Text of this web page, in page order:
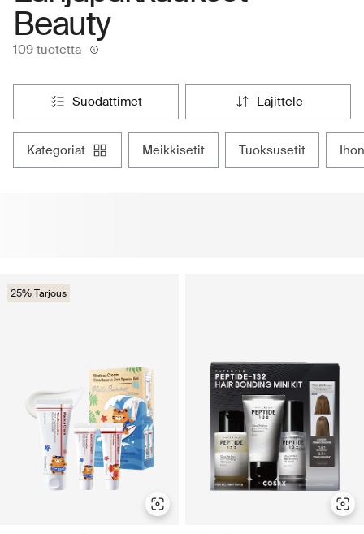
Beauty
109 tuotetta
suodattimet lajittele
kategoriat meikkisetit tuoksusetit
25% Tarjous